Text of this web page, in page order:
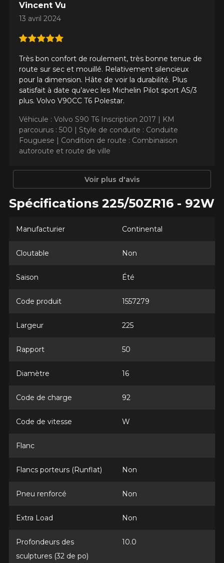
Vincent Vu
13 avril 2024
Très bon confort de roulement, très bonne tenue de
route sur sec et mouillé. Relativement silencieux
pour la dimension. Hâte de voir la durabilité. Plus
satisfait à date qu’avec les Michelin Pilot sport AS/3
plus. Volvo V90CC T6 Polestar.
Véhicule : Volvo S90 T6 Inscription 2017 | KM
parcourus : 500 | Style de conduite : Conduite
Fouguese | Condition de route : Combinaison
autoroute et route de ville
Voir plus d'avis
Spécifications 225/50ZR16 - 92W
Manufacturier Continental
Cloutable Non
Saison Été
Code produit 1557279
Largeur 225
Rapport 50
Diamètre 16
Code de charge 92
Code de vitesse W
Flanc
Flancs porteurs (Runflat) Non
Pneu renforcé Non
Extra Load Non
Profondeurs des
sculptures (32 de po)
10.0
AJOUTER UN AVIS
Votre avis concernant le
EXTREME​CONTACT DWS 06
PLUS
Nom
Courriel
Condition de route
VOICI LES DIMENSIONS POUR VOTRE VÉHICULE